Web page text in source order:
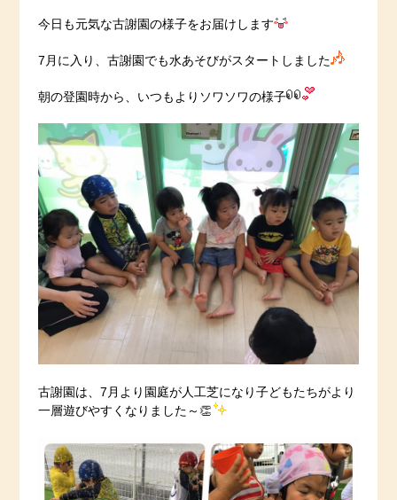
今日も元気な古謝園の様子をお届けします
7月に入り、古謝園でも水あそびがスタートしました
朝の登園時から、いつもよりソワソワの様子
古謝園は、7月より園庭が人工芝になり子どもたちがより
一層遊びやすくなりました～👏